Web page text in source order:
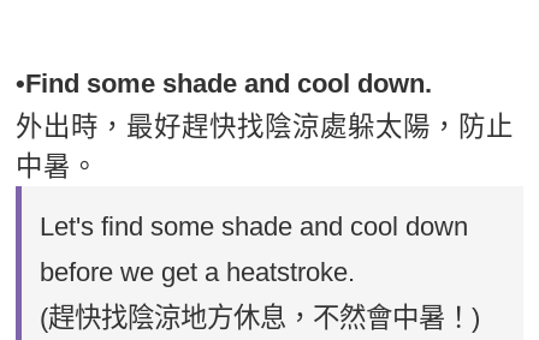
•Find some shade and cool down.
外出時，最好趕快找陰涼處躲太陽，防止
中暑。
Let's find some shade and cool down
before we get a heatstroke.
(趕快找陰涼地方休息，不然會中暑！)